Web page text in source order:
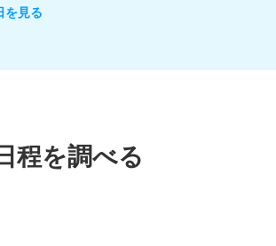
を見る
程を調べる